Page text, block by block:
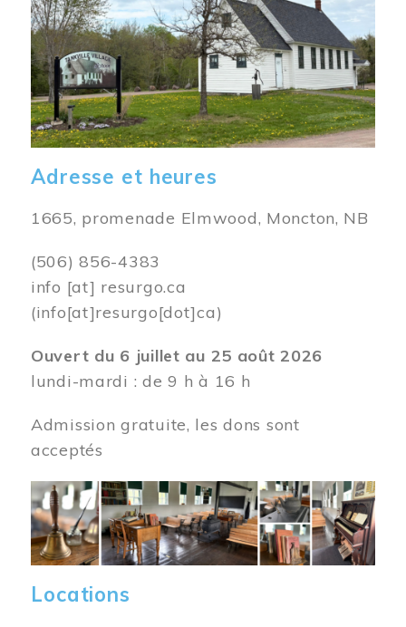
Adresse et heures
1665, promenade Elmwood, Moncton, NB
(506) 856-4383
info [at] resurgo.ca
(info[at]resurgo[dot]ca)
Ouvert du 6 juillet au 25 août 2026
lundi-mardi : de 9 h à 16 h
Admission gratuite, les dons sont
acceptés
Image
Locations